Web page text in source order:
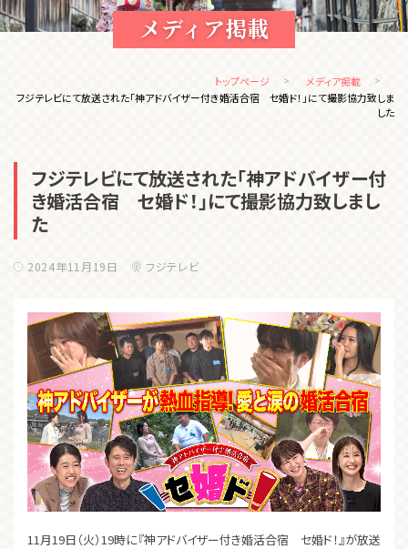
メディア掲載
トップページ
メディア掲載
フジテレビにて放送された「神アドバイザー付き婚活合宿 セ婚ド！」にて撮影協力致しま
した
フジテレビにて放送された「神アドバイザー付
き婚活合宿 セ婚ド！」にて撮影協力致しまし
た
2024年11月19日 フジテレビ
11月19日（火）19時に『神アドバイザー付き婚活合宿 セ婚ド！』が放送